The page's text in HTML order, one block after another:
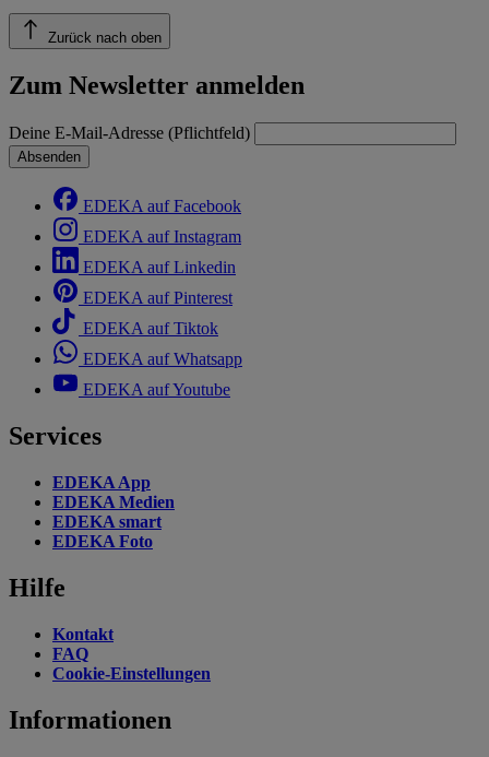
Zurück nach oben
Zum Newsletter anmelden
Deine E-Mail-Adresse (Pflichtfeld)
Absenden
EDEKA auf Facebook
EDEKA auf Instagram
EDEKA auf Linkedin
EDEKA auf Pinterest
EDEKA auf Tiktok
EDEKA auf Whatsapp
EDEKA auf Youtube
Services
EDEKA App
EDEKA Medien
EDEKA smart
EDEKA Foto
Hilfe
Kontakt
FAQ
Cookie-Einstellungen
Informationen